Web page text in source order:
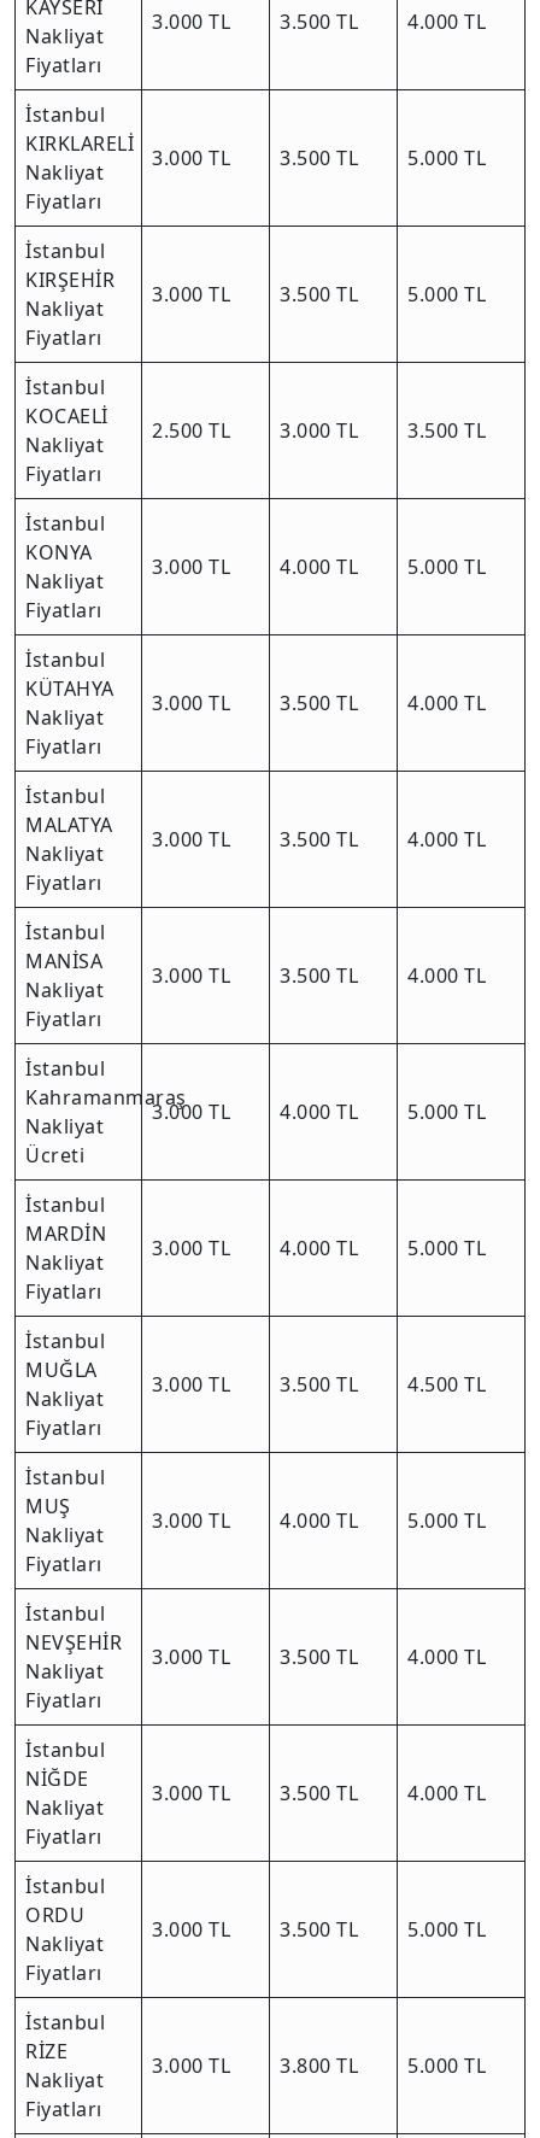
KAYSERİ
Nakliyat
Fiyatları
3.000 TL 3.500 TL 4.000 TL
İstanbul
KIRKLARELİ
Nakliyat
Fiyatları
3.000 TL 3.500 TL 5.000 TL
İstanbul
KIRŞEHİR
Nakliyat
Fiyatları
3.000 TL 3.500 TL 5.000 TL
İstanbul
KOCAELİ
Nakliyat
Fiyatları
2.500 TL 3.000 TL 3.500 TL
İstanbul
KONYA
Nakliyat
Fiyatları
3.000 TL 4.000 TL 5.000 TL
İstanbul
KÜTAHYA
Nakliyat
Fiyatları
3.000 TL 3.500 TL 4.000 TL
İstanbul
MALATYA
Nakliyat
Fiyatları
3.000 TL 3.500 TL 4.000 TL
İstanbul
MANİSA
Nakliyat
Fiyatları
3.000 TL 3.500 TL 4.000 TL
İstanbul
Kahramanmaraş
Nakliyat
Ücreti
3.000 TL 4.000 TL 5.000 TL
İstanbul
MARDİN
Nakliyat
Fiyatları
3.000 TL 4.000 TL 5.000 TL
İstanbul
MUĞLA
Nakliyat
Fiyatları
3.000 TL 3.500 TL 4.500 TL
İstanbul
MUŞ
Nakliyat
Fiyatları
3.000 TL 4.000 TL 5.000 TL
İstanbul
NEVŞEHİR
Nakliyat
Fiyatları
3.000 TL 3.500 TL 4.000 TL
İstanbul
NİĞDE
Nakliyat
Fiyatları
3.000 TL 3.500 TL 4.000 TL
İstanbul
ORDU
Nakliyat
Fiyatları
3.000 TL 3.500 TL 5.000 TL
İstanbul
RİZE
Nakliyat
Fiyatları
3.000 TL 3.800 TL 5.000 TL